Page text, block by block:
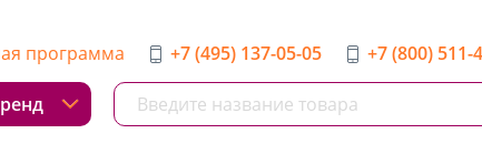
программа +7 (495) 137-05-05 +7 (800) 511-